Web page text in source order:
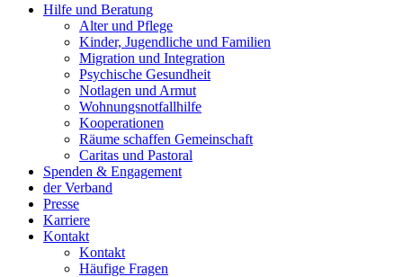
Hilfe und Beratung
Alter und Pflege
Kinder, Jugendliche und Familien
Migration und Integration​
Psychische Gesundheit
Notlagen und Armut
Wohnungs­notfallhilfe
Kooperationen
Räume schaffen Gemeinschaft
Caritas und Pastoral
Spenden & Engagement
der Verband
Presse
Karriere
Kontakt
Kontakt
Häufige Fragen